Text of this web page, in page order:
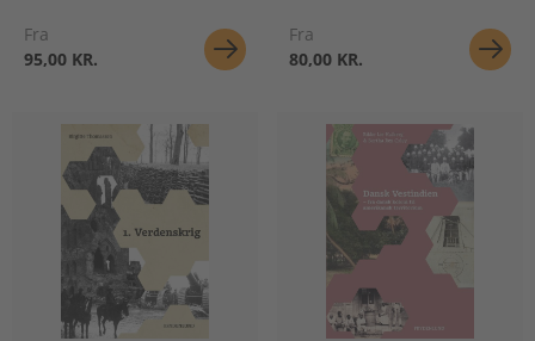
Fra
95,00 KR.
Fra
80,00 KR.